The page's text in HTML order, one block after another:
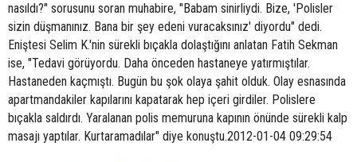
nasıldı?" sorusunu soran muhabire, "Babam sinirliydi. Bize, 'Polisler
sizin düşmanınız. Bana bir şey edeni vuracaksınız' diyordu" dedi.
Eniştesi Selim K.'nin sürekli bıçakla dolaştığını anlatan Fatih Sekman
ise, "Tedavi görüyordu. Daha önceden hastaneye yatırmıştılar.
Hastaneden kaçmıştı. Bugün bu şok olaya şahit olduk. Olay esnasında
apartmandakiler kapılarını kapatarak hep içeri girdiler. Polislere
bıçakla saldırdı. Yaralanan polis memuruna kapının önünde sürekli kalp
masajı yaptılar. Kurtaramadılar" diye konuştu.2012-01-04 09:29:54